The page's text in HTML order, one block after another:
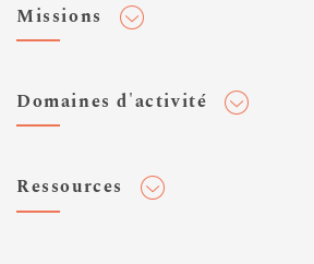
Flux RSS
Veilles et newsletters
Expertises Territoires
Missions
Normalisation
Domaines d'activité
Ressources